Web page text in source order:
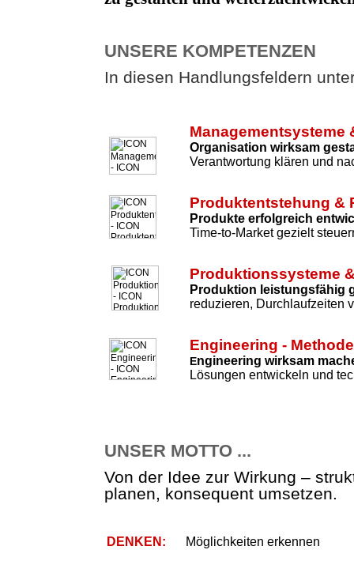
UNSERE KOMPETENZEN
In diesen Handlungsfeldern
Managementsysteme
Organisation wirksam
Verantwortung klären und
Produktentstehung &
Produkte erfolgreich
Time-to-Market gezielt
Produktionssysteme
Produktion leistungsfähig
reduzieren, Durchlaufzeiten
Engineering -
Engineering wirksam
Lösungen entwickeln und
UNSER MOTTO ...
Von der Idee zur Wirkung –
planen, konsequent umsetzen.
DENKEN: Möglichkeiten erkennen